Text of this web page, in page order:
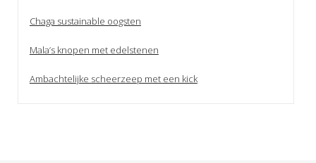
Chaga sustainable oogsten
Mala’s knopen met edelstenen
Ambachtelijke scheerzeep met een kick